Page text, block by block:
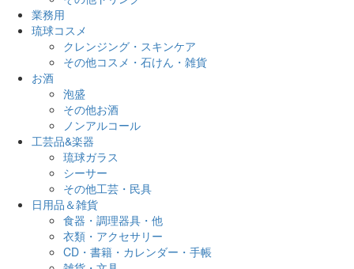
業務用
琉球コスメ
クレンジング・スキンケア
その他コスメ・石けん・雑貨
お酒
泡盛
その他お酒
ノンアルコール
工芸品&楽器
琉球ガラス
シーサー
その他工芸・民具
日用品＆雑貨
食器・調理器具・他
衣類・アクセサリー
CD・書籍・カレンダー・手帳